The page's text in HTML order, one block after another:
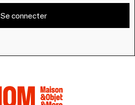
Se connecter